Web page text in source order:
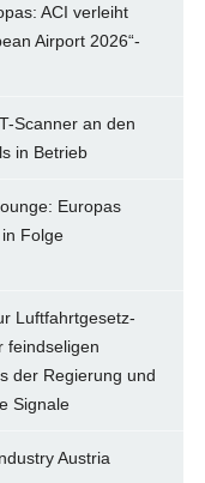
ACI verleiht
Airport 2026“-
Scanner an den
in Betrieb
Europas
Folge
Luftfahrtgesetz-
feindseligen
der Regierung und
Signale
Austria